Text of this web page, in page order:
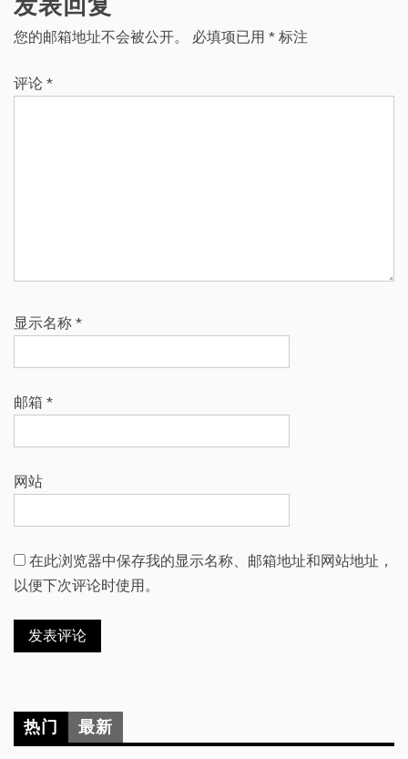
您的邮箱地址不会被公开。 必填项已用 * 标注
评论 *
显示名称 *
邮箱 *
网站
在此浏览器中保存我的显示名称、邮箱地址和网站地址，
以便下次评论时使用。
热门 最新